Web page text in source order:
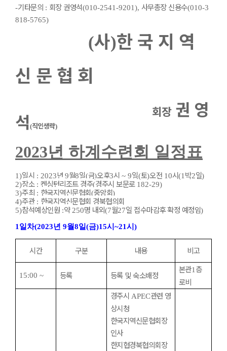
-기타문의 : 회장 권영석(010-2541-9201), 사무총장 신용수(010-3
818-5765)
(사)한 국 지 역
신 문 협 회
회장 권 영
석(직인생략)
2023년 하계수련회 일정표
1)일시 : 2023년 9월8일(금)오후3시 ~ 9일(토)오전 10시(1 박2일)
2)장소 : 켄싱턴리조트 경주(경주시 보문로 182-29)
3)주최 : 한국지역신문협회(중앙회)
4)주관 : 한국지역신문협회 경북협의회
5)참석예상인원 :약 250명 내외(7월27일 접수마감후 확정 예정임)
1 일차(2023년 9월8일(금)15시 ~21시 )
시간 구분 내용 비고
15:00 ~ 등록 등록 및 숙소배정
본관1 층
로비
경주시 APEC관련 영
상시청
한국지역신문협회장
인사
한지협경북협의회장